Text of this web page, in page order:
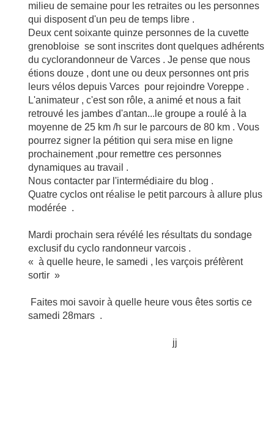
milieu de semaine pour les retraites ou les personnes
qui disposent d'un peu de temps libre .
Deux cent soixante quinze personnes de la cuvette
grenobloise se sont inscrites dont quelques adhérents
du cyclorandonneur de Varces . Je pense que nous
étions douze , dont une ou deux personnes ont pris
leurs vélos depuis Varces pour rejoindre Voreppe .
L'animateur , c'est son rôle, a animé et nous a fait
retrouvé les jambes d'antan...le groupe a roulé à la
moyenne de 25 km /h sur le parcours de 80 km . Vous
pourrez signer la pétition qui sera mise en ligne
prochainement ,pour remettre ces personnes
dynamiques au travail .
Nous contacter par l'intermédiaire du blog .
Quatre cyclos ont réalise le petit parcours à allure plus
modérée .
Mardi prochain sera révélé les résultats du sondage
exclusif du cyclo randonneur varcois .
« à quelle heure, le samedi , les varçois préfèrent
sortir »
Faites moi savoir à quelle heure vous êtes sortis ce
samedi 28mars .
jj